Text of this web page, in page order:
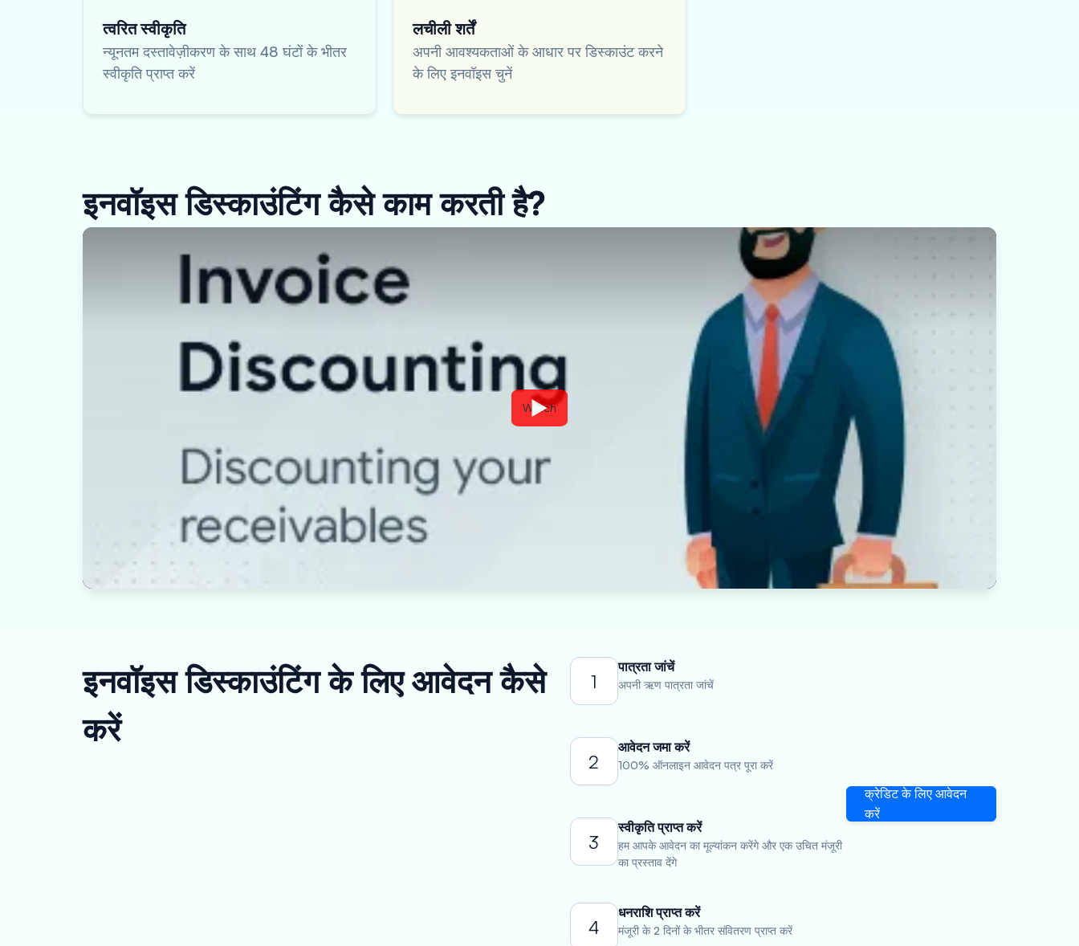
त्वरित स्वीकृति
न्यूनतम दस्तावेज़ीकरण के साथ 48 घंटों के भीतर
स्वीकृति प्राप्त करें
लचीली शर्तें
अपनी आवश्यकताओं के आधार पर डिस्काउंट करने
के लिए इनवॉइस चुनें
इनवॉइस डिस्काउंटिंग कैसे काम करती है?
Watch
इनवॉइस डिस्काउंटिंग के लिए आवेदन कैसे
करें
1
पात्रता जांचें
अपनी ऋण पात्रता जांचें
2
आवेदन जमा करें
100% ऑनलाइन आवेदन पत्र पूरा करें
3
स्वीकृति प्राप्त करें
हम आपके आवेदन का मूल्यांकन करेंगे और एक उचित मंजूरी
का प्रस्ताव देंगे
4
धनराशि प्राप्त करें
मंजूरी के 2 दिनों के भीतर संवितरण प्राप्त करें
क्रेडिट के लिए आवेदन
करें